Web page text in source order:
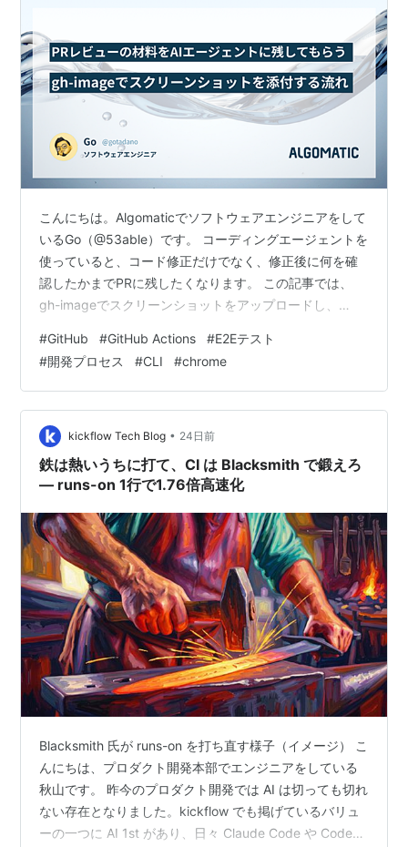
こんにちは。Algomaticでソフトウェアエンジニアをして
いるGo（@53able）です。 コーディングエージェントを
使っていると、コード修正だけでなく、修正後に何を確
認したかまでPRに残したくなります。 この記事では、
gh-imageでスクリーンショットをアップロードし、
ントに残す流れを紹介します。 私の環境では、画像アッ
プロードはgh-image、PR本文編集やコメント投稿はgh
に分けるのが安定しました。
#GitHub #GitHub Actions #E2Eテスト
#開発プロセス #CLI #chrome
kickflow Tech Blog • 24日前
鉄は熱いうちに打て、CI は Blacksmith で鍛えろ
— runs-on 1行で1.76倍高速化
Blacksmith 氏が runs-on を打ち直す様子（イメージ） こ
んにちは、プロダクト開発本部でエンジニアをしている
秋山です。 昨今のプロダクト開発では AI は切っても切れ
ない存在となりました。kickflow でも掲げているバリュ
ーの一つに AI 1st があり、日々 Claude Code や Codex